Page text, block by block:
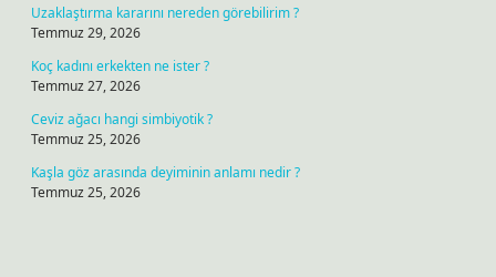
Uzaklaştırma kararını nereden görebilirim ?
Temmuz 29, 2026
Koç kadını erkekten ne ister ?
Temmuz 27, 2026
Ceviz ağacı hangi simbiyotik ?
Temmuz 25, 2026
Kaşla göz arasında deyiminin anlamı nedir ?
Temmuz 25, 2026